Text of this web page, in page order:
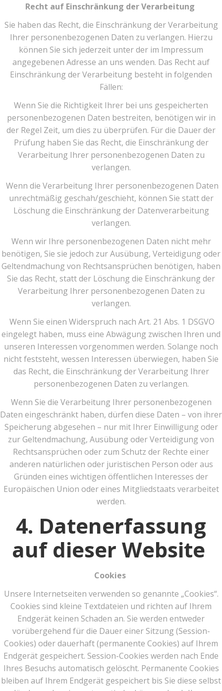
Recht auf Einschränkung der Verarbeitung
Sie haben das Recht, die Einschränkung der Verarbeitung
Ihrer personenbezogenen Daten zu verlangen. Hierzu
können Sie sich jederzeit unter der im Impressum
angegebenen Adresse an uns wenden. Das Recht auf
Einschränkung der Verarbeitung besteht in folgenden
Fällen:
Wenn Sie die Richtigkeit Ihrer bei uns gespeicherten
personenbezogenen Daten bestreiten, benötigen wir in
der Regel Zeit, um dies zu überprüfen. Für die Dauer der
Prüfung haben Sie das Recht, die Einschränkung der
Verarbeitung Ihrer personenbezogenen Daten zu
verlangen.
Wenn die Verarbeitung Ihrer personenbezogenen Daten
unrechtmäßig geschah/geschieht, können Sie statt der
Löschung die Einschränkung der Datenverarbeitung
verlangen.
Wenn wir Ihre personenbezogenen Daten nicht mehr
benötigen, Sie sie jedoch zur Ausübung, Verteidigung oder
Geltendmachung von Rechtsansprüchen benötigen, haben
Sie das Recht, statt der Löschung die Einschränkung der
Verarbeitung Ihrer personenbezogenen Daten zu
verlangen.
Wenn Sie einen Widerspruch nach Art. 21 Abs. 1 DSGVO
eingelegt haben, muss eine Abwägung zwischen Ihren und
unseren Interessen vorgenommen werden. Solange noch
nicht feststeht, wessen Interessen überwiegen, haben Sie
das Recht, die Einschränkung der Verarbeitung Ihrer
personenbezogenen Daten zu verlangen.
Wenn Sie die Verarbeitung Ihrer personenbezogenen
Daten eingeschränkt haben, dürfen diese Daten – von ihrer
Speicherung abgesehen – nur mit Ihrer Einwilligung oder
zur Geltendmachung, Ausübung oder Verteidigung von
Rechtsansprüchen oder zum Schutz der Rechte einer
anderen natürlichen oder juristischen Person oder aus
Gründen eines wichtigen öffentlichen Interesses der
Europäischen Union oder eines Mitgliedstaats verarbeitet
werden.
4. Datenerfassung
auf dieser Website
Cookies
Unsere Internetseiten verwenden so genannte „Cookies“.
Cookies sind kleine Textdateien und richten auf Ihrem
Endgerät keinen Schaden an. Sie werden entweder
vorübergehend für die Dauer einer Sitzung (Session-
Cookies) oder dauerhaft (permanente Cookies) auf Ihrem
Endgerät gespeichert. Session-Cookies werden nach Ende
Ihres Besuchs automatisch gelöscht. Permanente Cookies
bleiben auf Ihrem Endgerät gespeichert bis Sie diese selbst